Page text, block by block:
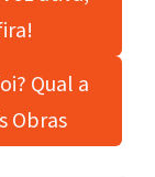
Qual a
Obras